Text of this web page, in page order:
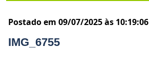
Postado em 09/07/2025 às 10:19:06
IMG_6755